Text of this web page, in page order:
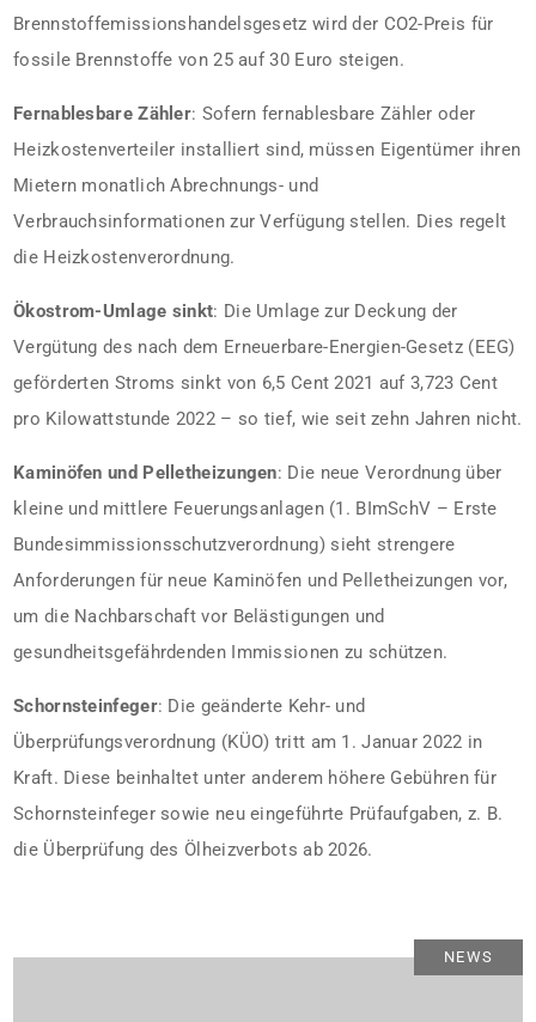
NEWS
Brennstoffemissionshandelsgesetz wird der CO2-Preis für
fossile Brennstoffe von 25 auf 30 Euro steigen.
Fernablesbare Zähler: Sofern fernablesbare Zähler oder
Heizkostenverteiler installiert sind, müssen Eigentümer ihren
Mietern monatlich Abrechnungs- und
Verbrauchsinformationen zur Verfügung stellen. Dies regelt
die Heizkostenverordnung.
Ökostrom-Umlage sinkt: Die Umlage zur Deckung der
Vergütung des nach dem Erneuerbare-Energien-Gesetz (EEG)
geförderten Stroms sinkt von 6,5 Cent 2021 auf 3,723 Cent
pro Kilowattstunde 2022 – so tief, wie seit zehn Jahren nicht.
Kaminöfen und Pelletheizungen: Die neue Verordnung über
kleine und mittlere Feuerungsanlagen (1. BImSchV – Erste
Bundesimmissionsschutzverordnung) sieht strengere
Anforderungen für neue Kaminöfen und Pelletheizungen vor,
um die Nachbarschaft vor Belästigungen und
gesundheitsgefährdenden Immissionen zu schützen.
Schornsteinfeger: Die geänderte Kehr- und
Überprüfungsverordnung (KÜO) tritt am 1. Januar 2022 in
Kraft. Diese beinhaltet unter anderem höhere Gebühren für
Schornsteinfeger sowie neu eingeführte Prüfaufgaben, z. B.
die Überprüfung des Ölheizverbots ab 2026.